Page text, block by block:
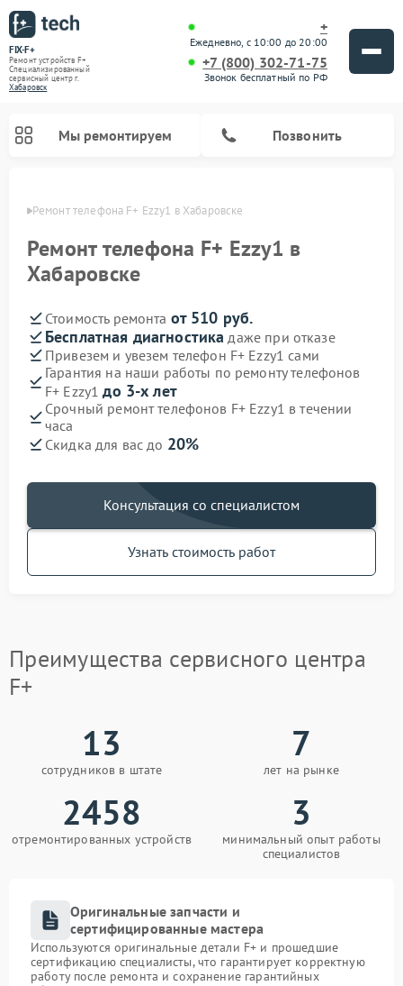
FIX-F+
Ремонт устройств F+
Специализированный
cервисный центр г.
Хабаровск
+
Ежедневно, с 10:00 до 20:00
+7 (800) 302-71-75
Звонок бесплатный по РФ
Мы ремонтируем Позвонить
Ремонт телефона F+ Ezzy1 в Хабаровске
Ремонт телефона F+ Ezzy1 в
Хабаровске
Стоимость ремонта от 510 руб.
Бесплатная диагностика даже при отказе
Привезем и увезем телефон F+ Ezzy1 сами
Гарантия на наши работы по ремонту телефонов
F+ Ezzy1до 3-х лет
Срочный ремонт телефонов F+ Ezzy1 в течении
часа
Скидка для вас до 20%
Консультация со специалистом
Узнать стоимость работ
Преимущества сервисного центра
F+
13
сотрудников в штате
7
лет на рынке
2458
отремонтированных устройств
3
минимальный опыт работы
специалистов
Оригинальные запчасти и
сертифицированные мастера
Используются оригинальные детали F+ и прошедшие
сертификацию специалисты, что гарантирует корректную
работу после ремонта и сохранение гарантийных